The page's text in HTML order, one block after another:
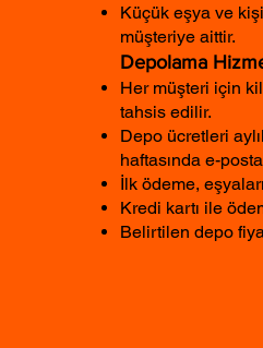
Küçük eşya ve
müşteriye aittir.
Depolama
Her müşteri için
tahsis edilir.
Depo ücretleri
haftasında e-
İlk ödeme,
Kredi kartı ile
Belirtilen depo